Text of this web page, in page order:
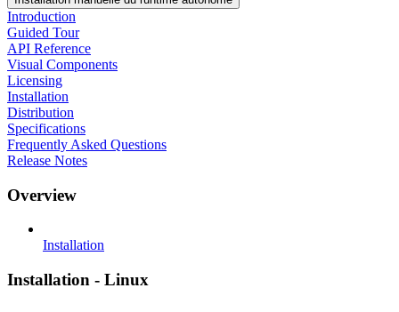
Introduction
Guided Tour
API Reference
Visual Components
Licensing
Installation
Distribution
Specifications
Frequently Asked Questions
Release Notes
Overview
Installation
Installation - Linux